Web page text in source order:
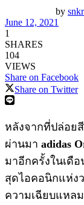
by
June 12, 2021
1
SHARES
104
VIEWS
Share on Facebook
Share on Twitter
หลังจากที่ปล่อย
ผ่านมา adidas
มาอีกครั้งในเดื
สุดไอคอนิกแห่ง
ความเฉียบแหล